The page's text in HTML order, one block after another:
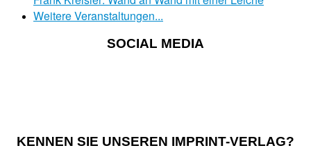
Weitere Veranstaltungen...
SOCIAL MEDIA
KENNEN SIE UNSEREN IMPRINT-VERLAG?